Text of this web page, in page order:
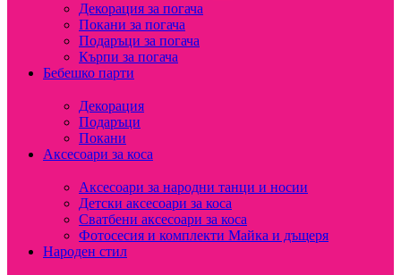
Декорация за погача
Покани за погача
Подаръци за погача
Кърпи за погача
Бебешко парти
Декорация
Подаръци
Покани
Аксесоари за коса
Аксесоари за народни танци и носии
Детски аксесоари за коса
Сватбени аксесоари за коса
Фотосесия и комплекти Майка и дъщеря
Народен стил